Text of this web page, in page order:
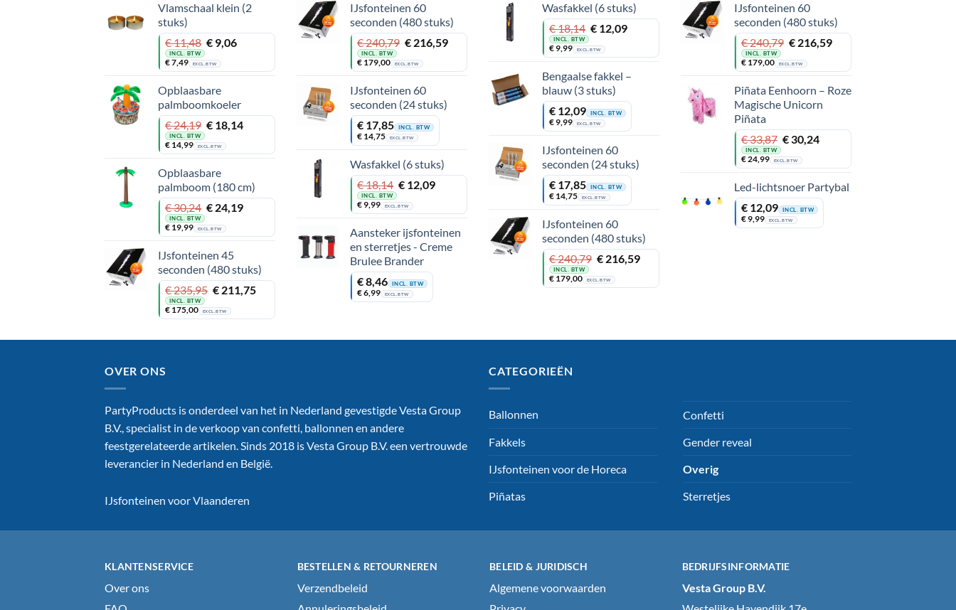
Vlamschaal klein (2
stuks)
€11,48
Oorspronkelijke
prijs
was:
€9,06
Huidige
prijs
is:
INCL. BTW
€7,49 EXCL. BTW
Opblaasbare
palmboomkoeler
€24,19
Oorspronkelijke
prijs
was:
€18,14
Huidige
prijs
is:
INCL. BTW
€ 14,99 EXCL. BTW
Opblaasbare
palmboom (180 cm)
€30,24
Oorspronkelijke
prijs
was:
€24,19
Huidige
prijs
is:
INCL. BTW
€ 19,99 EXCL. BTW
IJsfonteinen 45
seconden (480 stuks)
€235,95
Oorspronkelijke
prijs
was:
€211,75
Huidige
prijs
is:
INCL. BTW
€ 175,00 EXCL. BTW
IJsfonteinen 60
seconden (480 stuks)
€240,79
Oorspronkelijke
prijs
was:
€216,59
Huidige
prijs
is:
INCL. BTW
€ 179,00 EXCL. BTW
IJsfonteinen 60
seconden (24 stuks)
€ 17,85 INCL. BTW
€ 14,75 EXCL. BTW
Wasfakkel (6 stuks)
€18,14
Oorspronkelijke
prijs
was:
€12,09
Huidige
prijs
is:
INCL. BTW
€9,99 EXCL. BTW
Aansteker ijsfonteinen
en sterretjes - Creme
Brulee Brander
€8,46 INCL. BTW
€6,99 EXCL. BTW
Wasfakkel (6 stuks)
€18,14
Oorspronkelijke
prijs
was:
€12,09
Huidige
prijs
is:
INCL. BTW
€9,99 EXCL. BTW
Bengaalse fakkel –
blauw (3 stuks)
€ 12,09 INCL. BTW
€9,99 EXCL. BTW
IJsfonteinen 60
seconden (24 stuks)
€ 17,85 INCL. BTW
€ 14,75 EXCL. BTW
IJsfonteinen 60
seconden (480 stuks)
€240,79
Oorspronkelijke
prijs
was:
€216,59
Huidige
prijs
is:
INCL. BTW
€ 179,00 EXCL. BTW
IJsfonteinen 60
seconden (480 stuks)
€240,79
Oorspronkelijke
prijs
was:
€216,59
Huidige
prijs
is:
INCL. BTW
€ 179,00 EXCL. BTW
Piñata Eenhoorn – Roze
Magische Unicorn
Piñata
€33,87
Oorspronkelijke
prijs
was:
€30,24
Huidige
prijs
is:
INCL. BTW
€24,99 EXCL. BTW
Led-lichtsnoer Partybal
€ 12,09 INCL. BTW
€9,99 EXCL. BTW
OVER ONS
PartyProducts is onderdeel van het in Nederland gevestigde Vesta Group
B.V., specialist in de verkoop van confetti, ballonnen en andere
feestgerelateerde artikelen. Sinds 2018 is Vesta Group B.V. een vertrouwde
leverancier in Nederland en België.
IJsfonteinen voor Vlaanderen
CATEGORIEËN
Ballonnen
Confetti
Fakkels
Gender reveal
IJsfonteinen voor de Horeca
Overig
Piñatas
Sterretjes
KLANTENSERVICE
Over ons
BESTELLEN & RETOURNEREN
Verzendbeleid
BELEID & JURIDISCH
Algemene voorwaarden
BEDRIJFSINFORMATIE
Vesta Group B.V.